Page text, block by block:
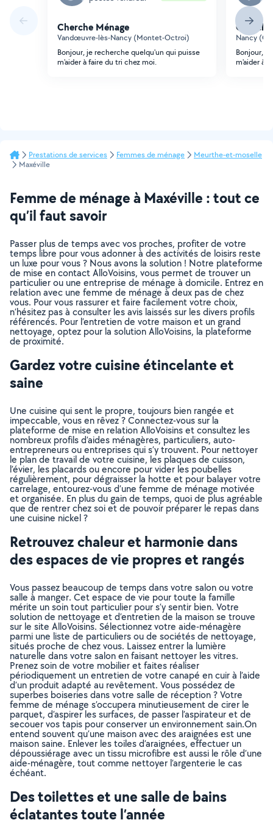
Cherche Ménage
Vandœuvre-lès-Nancy (Montet-Octroi)
Bonjour, je recherche quelqu'un qui puisse
m'aider à faire du tri chez moi.
Nancy
Bonjour,
m'aider à
Prestations de services Femmes de ménage
Meurthe-et-moselle
Maxéville
Femme de ménage à Maxéville : tout ce
qu’il faut savoir
Passer plus de temps avec vos proches, profiter de votre
temps libre pour vous adonner à des activités de loisirs reste
un luxe pour vous ? Nous avons la solution ! Notre plateforme
de mise en contact AlloVoisins, vous permet de trouver un
particulier ou une entreprise de ménage à domicile. Entrez en
relation avec une femme de ménage à deux pas de chez
vous. Pour vous rassurer et faire facilement votre choix,
n’hésitez pas à consulter les avis laissés sur les divers profils
référencés. Pour l’entretien de votre maison et un grand
nettoyage, optez pour la solution AlloVoisins, la plateforme
de proximité.
Gardez votre cuisine étincelante et
saine
Une cuisine qui sent le propre, toujours bien rangée et
impeccable, vous en rêvez ? Connectez-vous sur la
plateforme de mise en relation AlloVoisins et consultez les
nombreux profils d’aides ménagères, particuliers, auto-
entrepreneurs ou entreprises qui s’y trouvent. Pour nettoyer
le plan de travail de votre cuisine, les plaques de cuisson,
l’évier, les placards ou encore pour vider les poubelles
régulièrement, pour dégraisser la hotte et pour balayer votre
carrelage, entourez-vous d’une femme de ménage motivée
et organisée. En plus du gain de temps, quoi de plus agréable
que de rentrer chez soi et de pouvoir préparer le repas dans
une cuisine nickel ?
Retrouvez chaleur et harmonie dans
des espaces de vie propres et rangés
Vous passez beaucoup de temps dans votre salon ou votre
salle à manger. Cet espace de vie pour toute la famille
mérite un soin tout particulier pour s’y sentir bien. Votre
solution de nettoyage et d’entretien de la maison se trouve
sur le site AlloVoisins. Sélectionnez votre aide-ménagère
parmi une liste de particuliers ou de sociétés de nettoyage,
situés proche de chez vous. Laissez entrer la lumière
naturelle dans votre salon en faisant nettoyer les vitres.
Prenez soin de votre mobilier et faites réaliser
périodiquement un entretien de votre canapé en cuir à l’aide
d’un produit adapté au revêtement. Vous possédez de
superbes boiseries dans votre salle de réception ? Votre
femme de ménage s’occupera minutieusement de cirer le
parquet, d’aspirer les surfaces, de passer l’aspirateur et de
secouer vos tapis pour conserver un environnement sain.On
entend souvent qu’une maison avec des araignées est une
maison saine. Enlever les toiles d’araignées, effectuer un
dépoussiérage avec un tissu microfibre est aussi le rôle d’une
aide-ménagère, tout comme nettoyer l’argenterie le cas
échéant.
Des toilettes et une salle de bains
éclatantes toute l’année